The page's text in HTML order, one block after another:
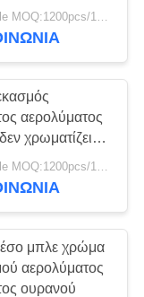
αερολύματος
χρωματίζει
Pintura
Negotiable MOQ:1200pcs/100ctns για κάθε χρώμα
μπλε χρώμα
αερολύματος
ουρανού